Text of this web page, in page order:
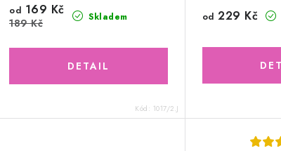
Skladem
od 169 Kč
189 Kč
Kód: 1017/2.J
od 229 Kč